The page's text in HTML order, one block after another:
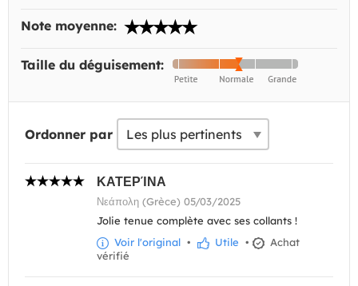
Note moyenne:
Taille du déguisement:
Ordonner par
ΚΑΤΕΡΊΝΑ
Νεάπολη (Grèce) 05/03/2025
Jolie tenue complète avec ses collants !
Voir l'original • Utile •
Achat
vérifié